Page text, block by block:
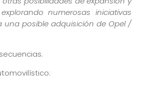
numerosas iniciativas
una posible adquisición de Opel /